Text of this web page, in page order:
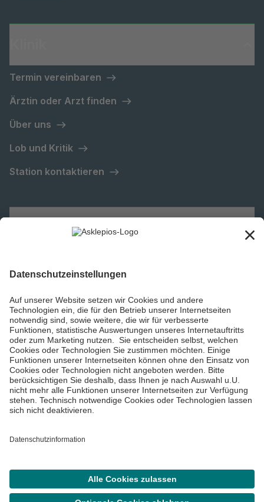
Termin vereinbaren
Ärztin oder Arzt finden
Über uns
Lob und Kritik
Station kontaktieren
Asklepios Gruppe
Impressum
©Asklepios Kliniken GmbH & Co. KGaA 2026